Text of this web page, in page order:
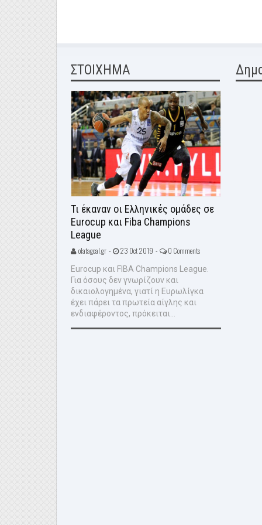
ΣΤΟΙΧΗΜΑ
Τι έκαναν οι Ελληνικές ομάδες σε
Eurocup και Fiba Champions
League
olatagoal.gr - 23 Oct 2019 - 0 Comments
Eurocup και FIBA Champions League.
Για όσους δεν γνωρίζουν και
δικαιολογημένα, γιατί η Ευρωλίγκα
έχει πάρει τα πρωτεία αίγλης και
ενδιαφέροντος, πρόκειται...